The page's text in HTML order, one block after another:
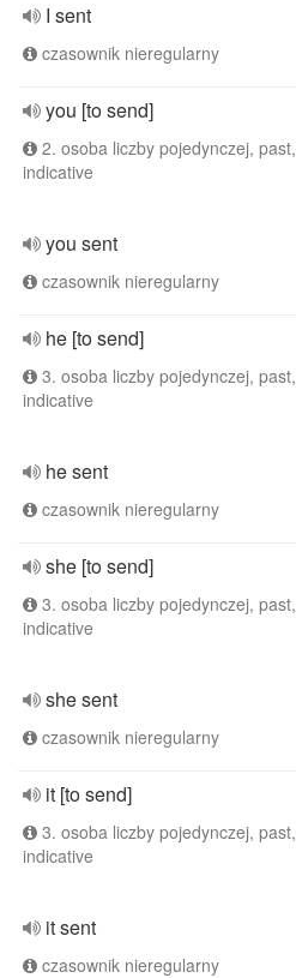
I sent
czasownik nieregularny
you [to send]
2. osoba liczby pojedynczej, past,
indicative
you sent
czasownik nieregularny
he [to send]
3. osoba liczby pojedynczej, past,
indicative
he sent
czasownik nieregularny
she [to send]
3. osoba liczby pojedynczej, past,
indicative
she sent
czasownik nieregularny
it [to send]
3. osoba liczby pojedynczej, past,
indicative
it sent
czasownik nieregularny